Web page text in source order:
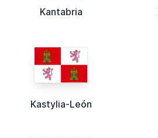
Kantabria
Kastylia-León